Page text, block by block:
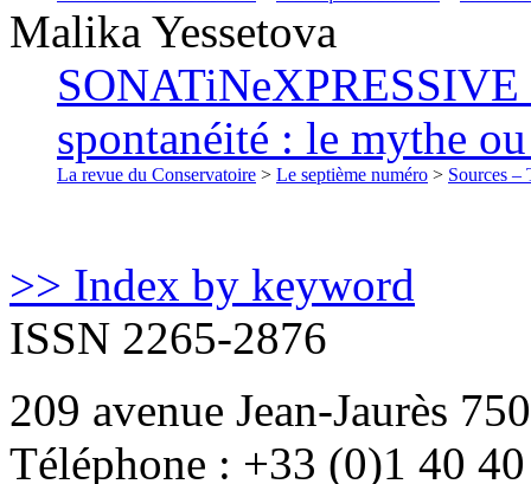
Malika Yessetova
SONATiNeXPRESSIVE
spontanéité : le mythe
La revue du Conservatoire > Le septième numéro > Sources –
>> Index by keyword
ISSN 2265-2876
209 avenue Jean-Jaurès
Téléphone : +33 (0)1 40